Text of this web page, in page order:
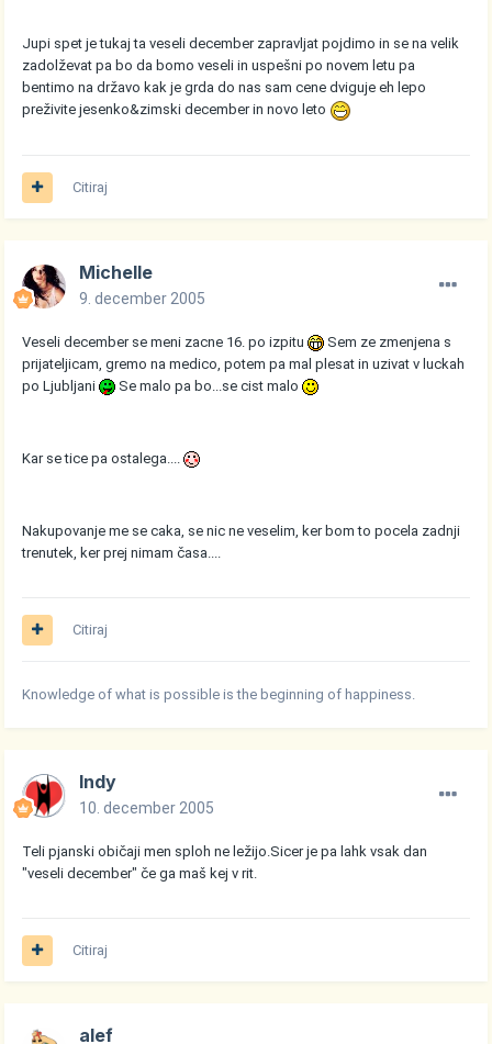
Jupi spet je tukaj ta veseli december zapravljat pojdimo in se na velik
zadolževat pa bo da bomo veseli in uspešni po novem letu pa
bentimo na državo kak je grda do nas sam cene dviguje eh lepo
preživite jesenko&zimski december in novo leto
Citiraj
Michelle
9. december 2005
Veseli december se meni zacne 16. po izpitu
Sem ze zmenjena s
prijateljicam, gremo na medico, potem pa mal plesat in uzivat v luckah
po Ljubljani
Se malo pa bo...se cist malo
Kar se tice pa ostalega....
Nakupovanje me se caka, se nic ne veselim, ker bom to pocela zadnji
trenutek, ker prej nimam časa....
Citiraj
Knowledge of what is possible is the beginning of happiness.
Indy
10. december 2005
Teli pjanski običaji men sploh ne ležijo.Sicer je pa lahk vsak dan
"veseli december" če ga maš kej v rit.
Citiraj
alef